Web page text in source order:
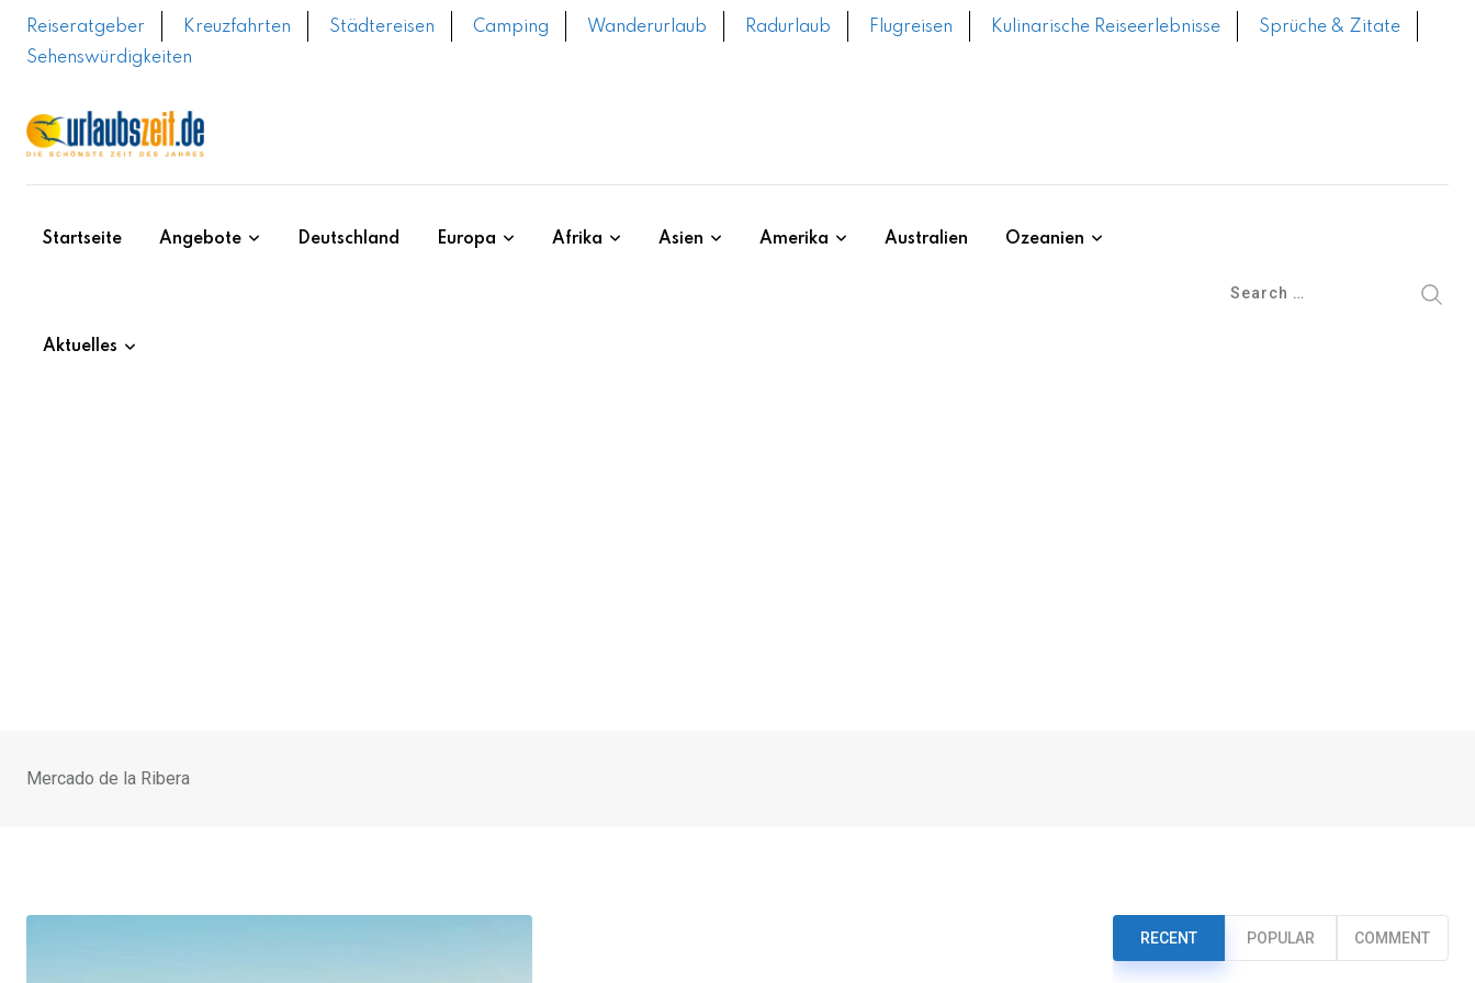
Skip
Reiseratgeber Kreuzfahrten Städtereisen Camping Wanderurlaub Radurlaub Flugreisen Kulinarische Reiseerlebnisse
Sprüche & Zitate
Sehenswürdigkeiten
Startseite Angebote Deutschland Europa Afrika Asien Amerika Australien Ozeanien
Aktuelles
Mercado de la Ribera
RECENT POPULAR COMMENT